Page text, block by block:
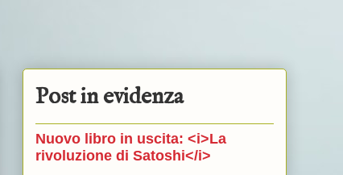
Post in evidenza
Nuovo libro in uscita: <i>La
rivoluzione di Satoshi</i>